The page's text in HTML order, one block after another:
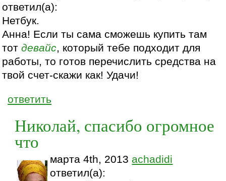
ответил(а):
Нетбук.
Анна! Если ты сама сможешь купить там
тотдевайс, который тебе подходит для
работы, то готов перечислить средства на
твой счет-скажи как! Удачи!
ответить
Николай, спасибо огромное
что
марта 4th, 2013 achadidi
ответил(а):